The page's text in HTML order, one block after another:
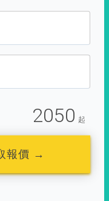
2050 起
報價 →